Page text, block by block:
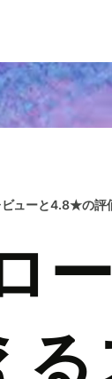
ューと4.8★の評